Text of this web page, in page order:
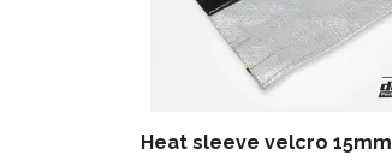
Heat sleeve velcro 15mm